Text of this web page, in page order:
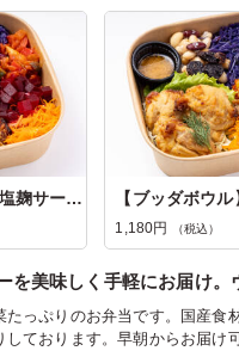
【ブッダボウル】塩麹サーモン
1,180円 （税込）
を美味しく手軽にお届け。
たっぷりのお弁当です。国産
ております。早朝からお届け